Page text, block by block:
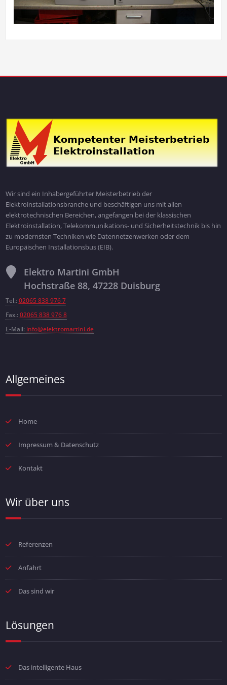
Wir sind ein Inhabergeführter Meisterbetrieb der
Elektroinstallationsbranche und beschäftigen uns mit allen
elektrotechnischen Bereichen, angefangen bei der klassischen
Elektroinstallation, Telekommunikations- und Sicherheitstechnik bis hin
zu modernsten Techniken wie Datennetzenwerken oder dem
Europäischen Installationsbus (EIB).
Elektro Martini GmbH
Hochstraße 88, 47228 Duisburg
Tel.: 02065 838 976 7
Fax.: 02065 838 976 8
E-Mail: info@elektromartini.de
Allgemeines
Home
Impressum & Datenschutz
Kontakt
Wir über uns
Referenzen
Anfahrt
Das sind wir
Lösungen
Das intelligente Haus